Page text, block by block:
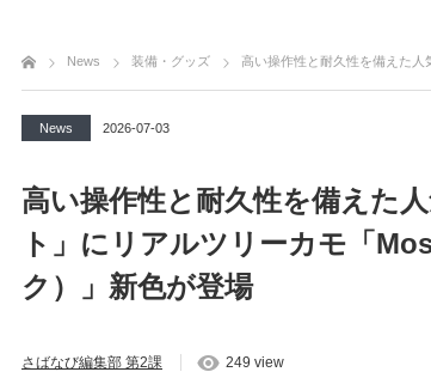
News 装備・グッズ 高い操作性と耐久性を備えた人気モデル「
News 2026-07-03
高い操作性と耐久性を備えた
ト」にリアルツリーカモ「
ク）」新色が登場
さばなび編集部 第2課 249 view